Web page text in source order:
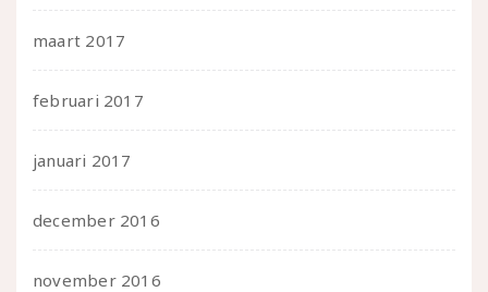
maart 2017
februari 2017
januari 2017
december 2016
november 2016